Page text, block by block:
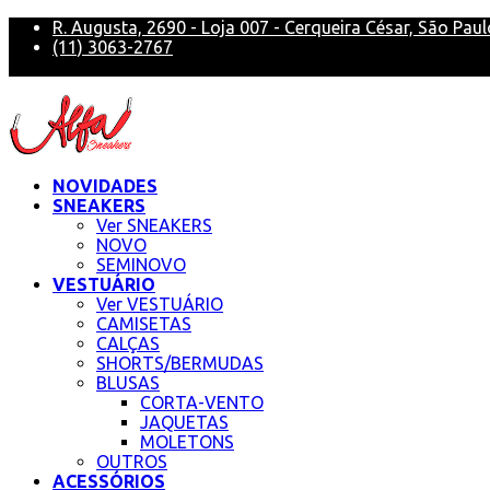
R. Augusta, 2690 - Loja 007 - Cerqueira César, São
(11) 3063-2767
NOVIDADES
SNEAKERS
Ver SNEAKERS
NOVO
SEMINOVO
VESTUÁRIO
Ver VESTUÁRIO
CAMISETAS
CALÇAS
SHORTS/BERMUDAS
BLUSAS
CORTA-VENTO
JAQUETAS
MOLETONS
OUTROS
ACESSÓRIOS